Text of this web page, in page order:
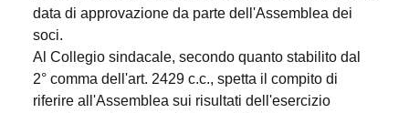
data di approvazione da parte dell'Assemblea dei
soci.
Al Collegio sindacale, secondo quanto stabilito dal
2° comma dell'art. 2429 c.c., spetta il compito di
riferire all'Assemblea sui risultati dell'esercizio